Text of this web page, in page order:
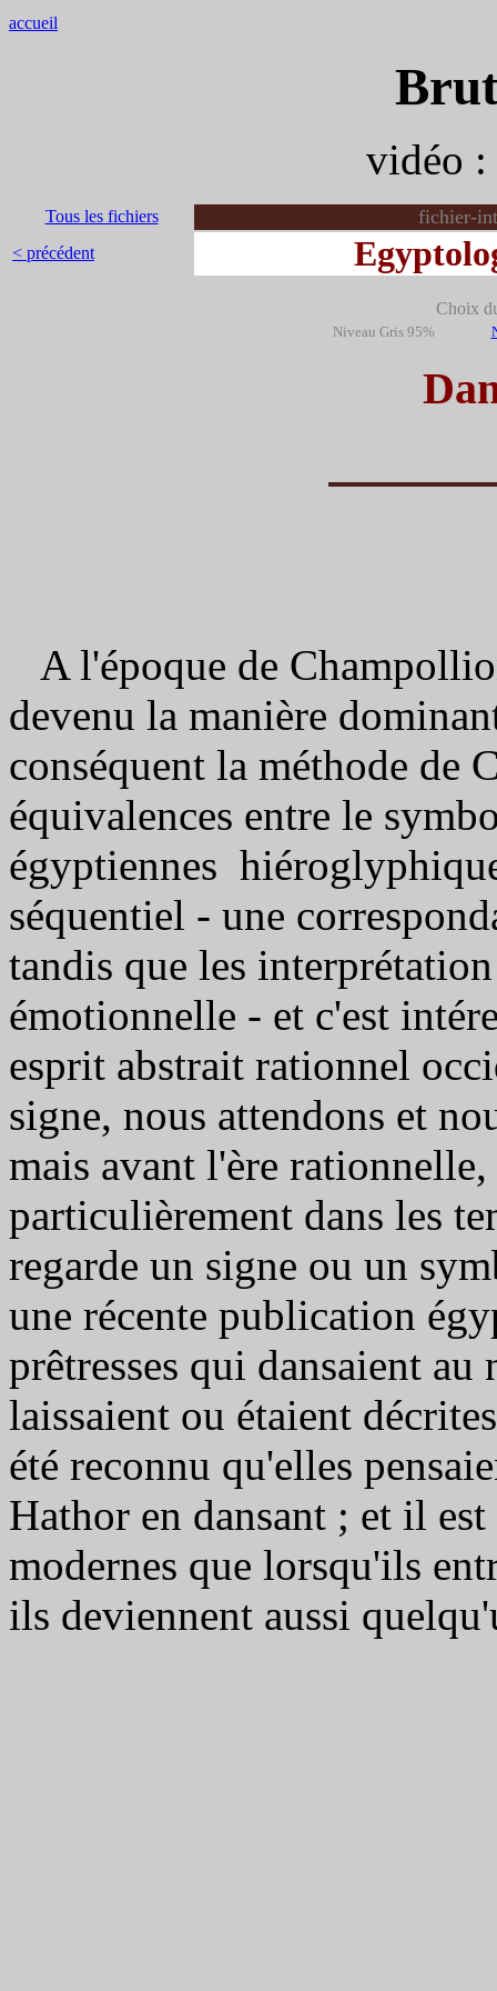
accueil
vidéo :
Tous les fichiers fichier-
< précédent
Choix
Niveau Gris 95%
A l'époque de
devenu la manière
conséquent la méthode de
équivalences entre le
égyptiennes
séquentiel - une
tandis que les
émotionnelle - et c'est
esprit abstrait rationnel
signe, nous attendons et
mais avant l'ère rationnelle,
particulièrement dans les
regarde un signe ou un
une récente publication
prêtresses qui dansaient au
laissaient ou étaient
été reconnu qu'elles
Hathor en dansant ; et il
modernes que lorsqu'ils
ils deviennent aussi